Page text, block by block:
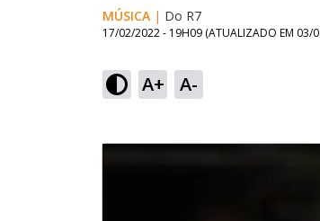
MÚSICA | Do R7
17/02/2022 - 19H09 (ATUALIZADO EM 03/
A+ A-